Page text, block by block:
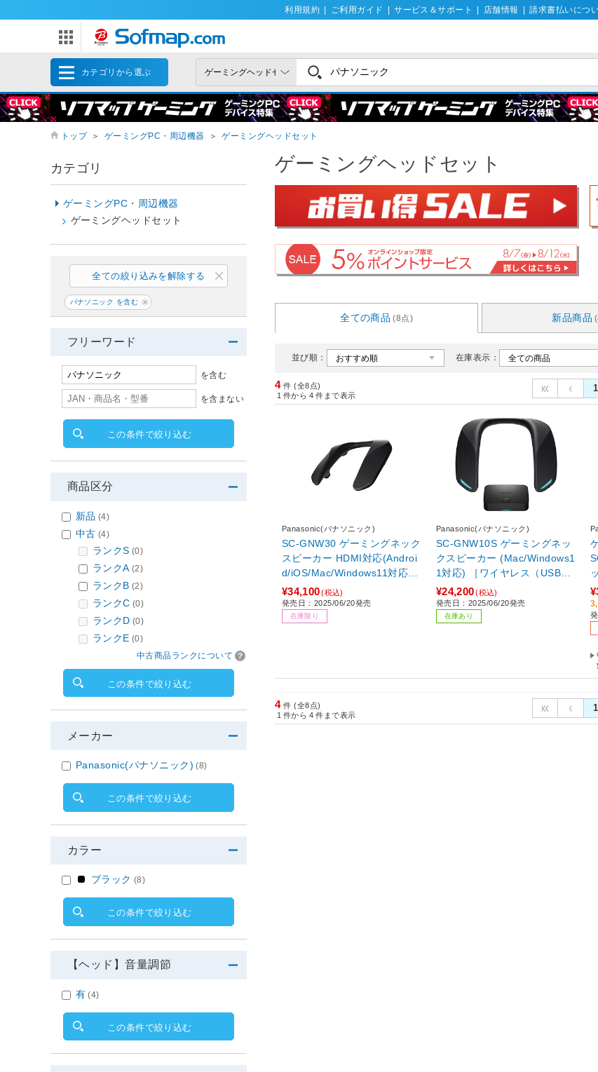
利用規約 ご利用ガイド サービス＆サポート 店舗情報 請求書払いにつ
カテゴリから選ぶ
トップ ＞ ゲーミングPC・周辺機器 ＞ ゲーミングヘッドセット
ゲーミングヘッドセット
全ての商品 (8点) 新品商品
並び順： 在庫表示：
4 件 (全8点)
1 件から 4 件まで表示
1
Panasonic(パナソニック)
SC-GNW30 ゲーミングネック
スピーカー HDMI対応(Androi
d/iOS/Mac/Windows11対応)
ブラック ［ワイヤレス（Bluet
ooth＋USB） /両耳 /ネックバ
ンドタイプ］
¥34,100(税込)
発売日：2025/06/20発売
在庫限り
Panasonic(パナソニック)
SC-GNW10S ゲーミングネッ
クスピーカー (Mac/Windows1
1対応) ［ワイヤレス（USB）
/両耳 /ネックバンドタイプ］
¥24,200(税込)
発売日：2025/06/20発売
在庫あり
1
4 件 (全8点)
1 件から 4 件まで表示
1
カテゴリ
ゲーミングPC・周辺機器
ゲーミングヘッドセット
全ての絞り込みを解除する
パナソニック を含む
フリーワード
を含む
を含まない
この条件で絞り込む
商品区分
新品 (4)
中古 (4)
ランクS (0)
ランクA (2)
ランクB (2)
ランクC (0)
ランクD (0)
ランクE (0)
中古商品ランクについて
この条件で絞り込む
メーカー
Panasonic(パナソニック) (8)
この条件で絞り込む
カラー
ブラック (8)
この条件で絞り込む
【ヘッド】音量調節
有 (4)
この条件で絞り込む